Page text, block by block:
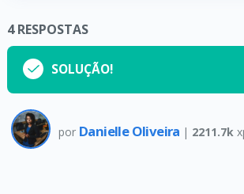
4RESPOSTAS
SOLUÇÃO!
por Danielle Oliveira | 2211.7k